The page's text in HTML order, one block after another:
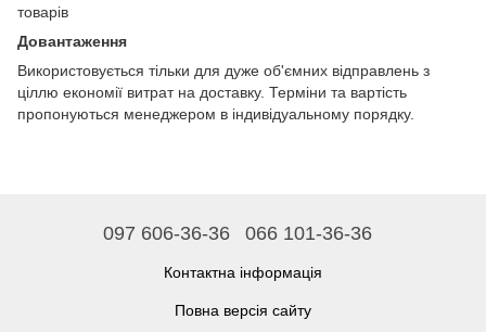
товарів
Довантаження
Використовується тільки для дуже об'ємних відправлень з
ціллю економії витрат на доставку. Терміни та вартість
пропонуються менеджером в індивідуальному порядку.
097 606-36-36 066 101-36-36
Контактна інформація
Повна версія сайту